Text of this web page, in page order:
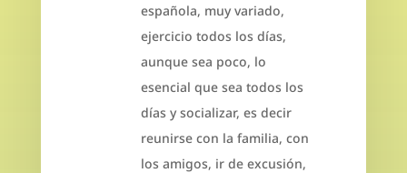
española, muy variado,
ejercicio todos los días,
aunque sea poco, lo
esencial que sea todos los
días y socializar, es decir
reunirse con la familia, con
los amigos, ir de excusión,